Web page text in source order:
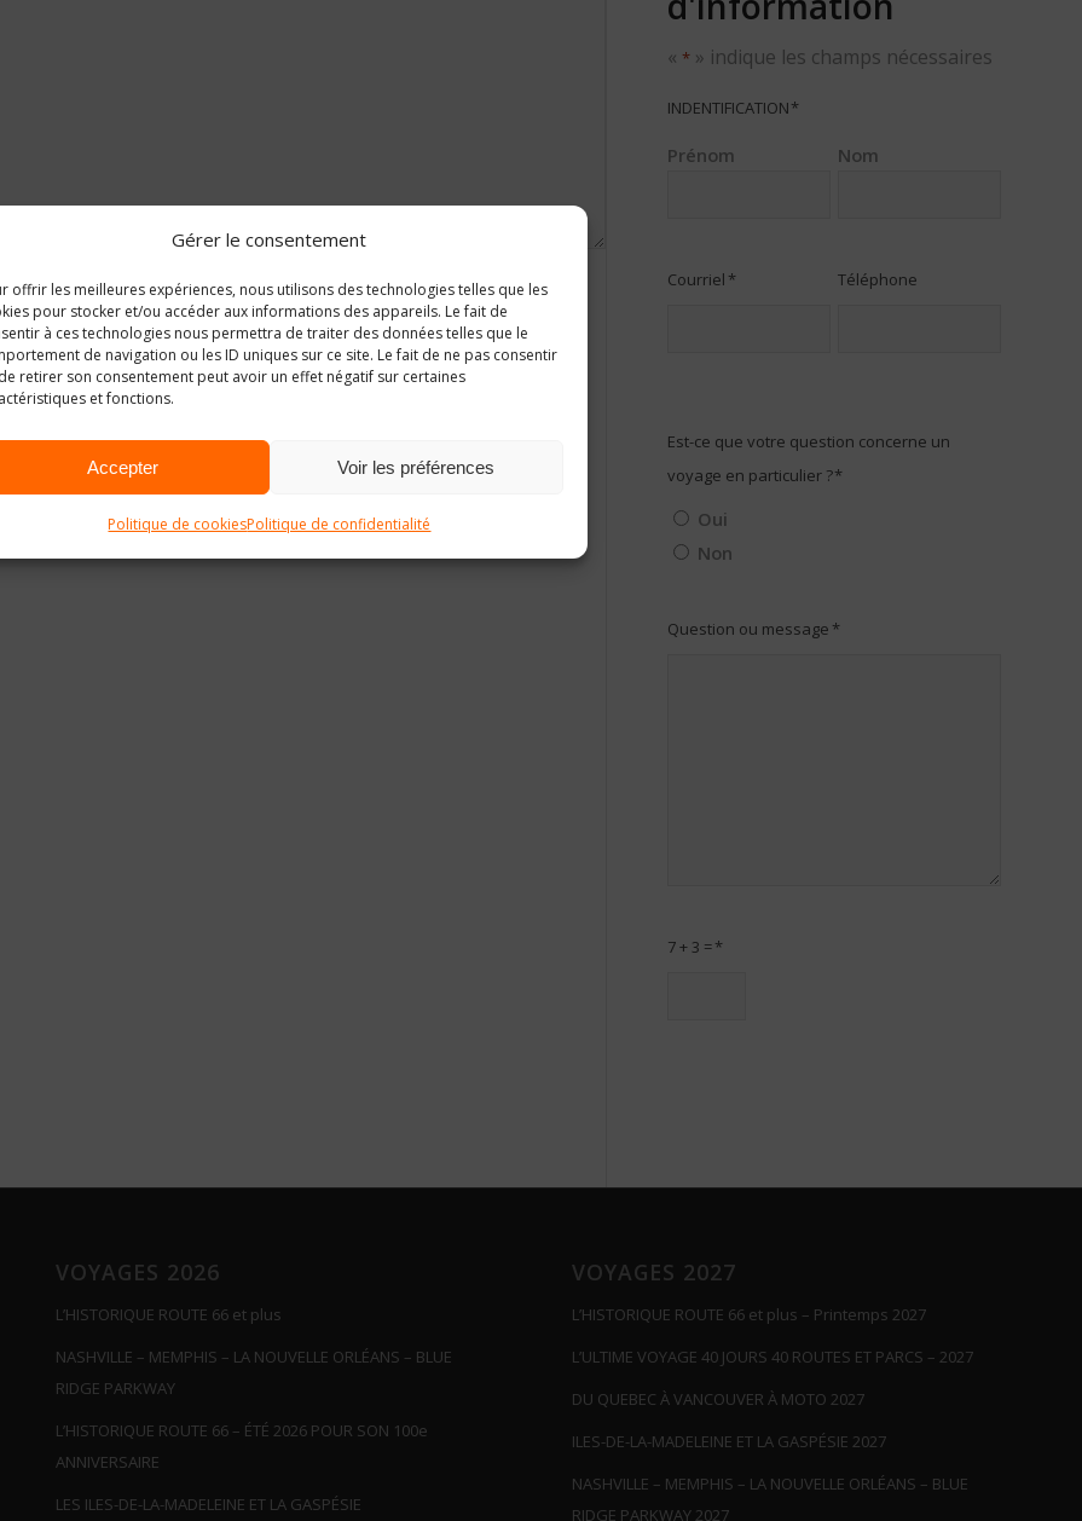
Gérer le consentement
offrir les meilleures expériences, nous utilisons des technologies telles que les
pour stocker et/ou accéder aux informations des appareils. Le fait de
à ces technologies nous permettra de traiter des données telles que le
de navigation ou les ID uniques sur ce site. Le fait de ne pas consentir
retirer son consentement peut avoir un effet négatif sur certaines
et fonctions.
Accepter Voir les préférences
Politique de cookiesPolitique de confidentialité
«* » indique les champs nécessaires
INDENTIFICATION*
Prénom Nom
Courriel * Téléphone
Est-ce que votre question concerne un
voyage en particulier ?*
Oui
Non
Question ou message *
7 + 3 =*
VOYAGES 2026
L’HISTORIQUE ROUTE 66 et plus
NASHVILLE – MEMPHIS – LA NOUVELLE ORLÉANS – BLUE
RIDGE PARKWAY
L’HISTORIQUE ROUTE 66 – ÉTÉ 2026 POUR SON 100e
ANNIVERSAIRE
LES ILES-DE-LA-MADELEINE ET LA GASPÉSIE
VOYAGES 2027
L’HISTORIQUE ROUTE 66 et plus – Printemps 2027
L’ULTIME VOYAGE 40 JOURS 40 ROUTES ET PARCS – 2027
DU QUEBEC À VANCOUVER À MOTO 2027
ILES-DE-LA-MADELEINE ET LA GASPÉSIE 2027
NASHVILLE – MEMPHIS – LA NOUVELLE ORLÉANS – BLUE
RIDGE PARKWAY 2027